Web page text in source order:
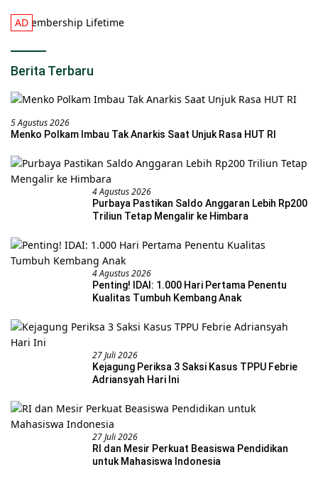
Berita Terbaru
5 Agustus 2026
Menko Polkam Imbau Tak Anarkis Saat Unjuk Rasa HUT RI
4 Agustus 2026
Purbaya Pastikan Saldo Anggaran Lebih Rp200
Triliun Tetap Mengalir ke Himbara
4 Agustus 2026
Penting! IDAI: 1.000 Hari Pertama Penentu
Kualitas Tumbuh Kembang Anak
27 Juli 2026
Kejagung Periksa 3 Saksi Kasus TPPU Febrie
Adriansyah Hari Ini
27 Juli 2026
RI dan Mesir Perkuat Beasiswa Pendidikan
untuk Mahasiswa Indonesia